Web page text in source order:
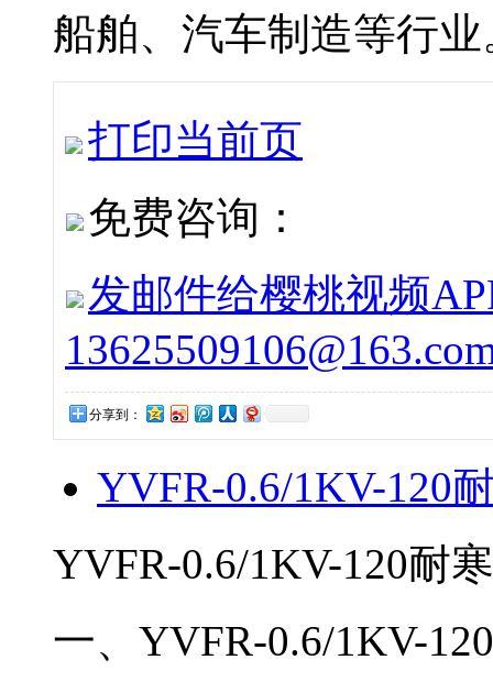
船舶、汽车制造等行业
打印当前页
免费咨询：
发邮件给樱桃视频
分享到：
YVFR-0.6/1KV-120
YVFR-0.6/1KV-120耐寒电
一、YVFR-0.6/1KV-